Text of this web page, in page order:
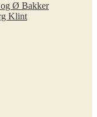
Ø Bakker
Klint